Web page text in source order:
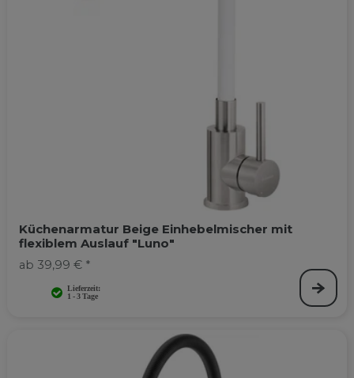
Küchenarmatur Beige Einhebelmischer mit
flexiblem Auslauf "Luno"
ab 39,99 € *